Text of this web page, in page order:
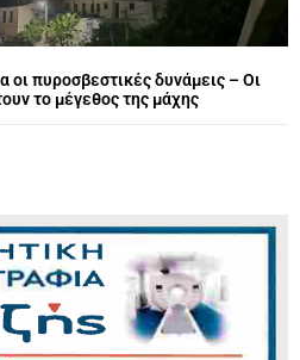
πυροσβεστικές δυνάμεις – Οι
το μέγεθος της μάχης